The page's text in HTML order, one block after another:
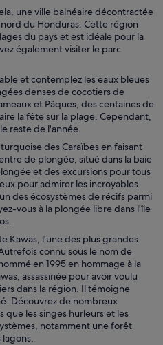
une ville balnéaire décontractée
du Honduras. Cette région
du pays et est idéale pour la
également visiter le parc
et contemplez les eaux bleues
denses de cocotiers de
et Pâques, des centaines de
la fête sur la plage. Cependant,
reste de l'année.
des Caraïbes en faisant
de plongée, situé dans la baie
et des excursions pour tous
pour admirer les incroyables
des écosystèmes de récifs parmi
vous à la plongée libre dans l'île
Kawas, l'une des plus grandes
connu sous le nom de
en 1995 en hommage à la
assassinée pour avoir voulu
dans la région. Il témoigne
Découvrez de nombreux
que les singes hurleurs et les
notamment une forêt